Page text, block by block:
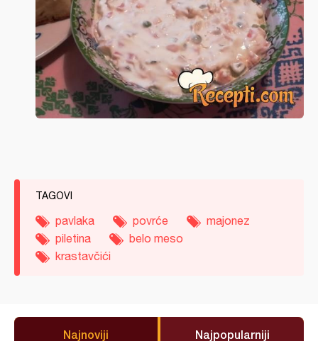
TAGOVI
pavlaka povrće
majonez
piletina
belo meso
krastavčići
Najnoviji Najpopularniji